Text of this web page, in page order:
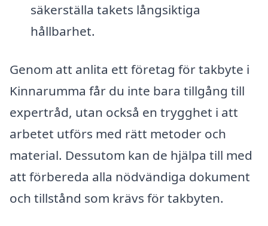
säkerställa takets långsiktiga
hållbarhet.
Genom att anlita ett företag för takbyte i
Kinnarumma får du inte bara tillgång till
expertråd, utan också en trygghet i att
arbetet utförs med rätt metoder och
material. Dessutom kan de hjälpa till med
att förbereda alla nödvändiga dokument
och tillstånd som krävs för takbyten.